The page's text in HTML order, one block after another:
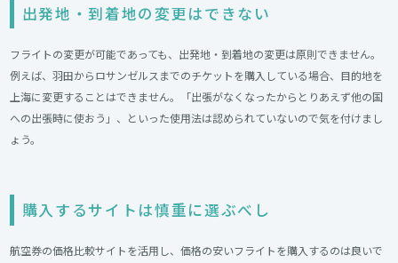
出発地・到着地の変更はできない
フライトの変更が可能であっても、出発地・到着地の変更は原則できません。
例えば、羽田からロサンゼルスまでのチケットを購入している場合、目的地を
上海に変更することはできません。「出張がなくなったからとりあえず他の国
への出張時に使おう」、といった使用法は認められていないので気を付けまし
ょう。
購入するサイトは慎重に選ぶべし
航空券の価格比較サイトを活用し、価格の安いフライトを購入するのは良いで